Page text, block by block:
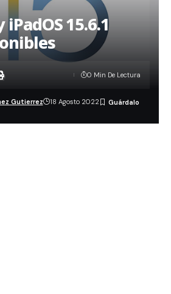
iPadOS 15.6.1
Gutierrez 18 Agosto 2022
0 Min De Lectura